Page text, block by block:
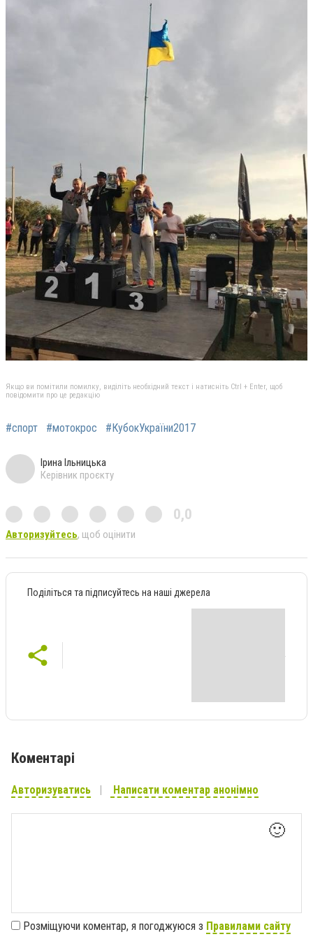
Якщо ви помітили помилку, виділіть необхідний текст і натисніть Ctrl + Enter, щоб
повідомити про це редакцію
#спорт #мотокрос #КубокУкраїни2017
Ірина Ільницька
Керівник проєкту
0,0
Авторизуйтесь, щоб оцінити
Поділіться та підписуйтесь на наші джерела
Коментарі
Авторизуватись Написати коментар анонімно
🙂
Розміщуючи коментар, я погоджуюся з Правилами сайту